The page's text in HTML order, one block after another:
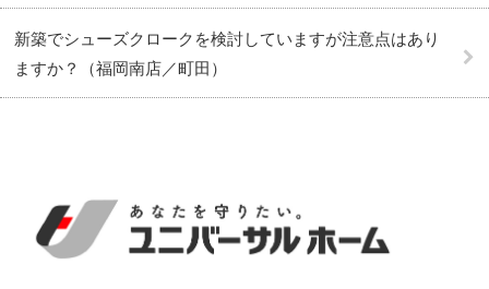
新築でシューズクロークを検討していますが注意点はあり
ますか？（福岡南店／町田）